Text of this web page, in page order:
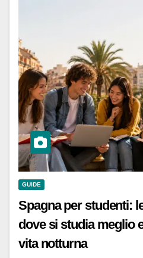
GUIDE
Spagna per studenti:
dove si studia meglio
vita notturna